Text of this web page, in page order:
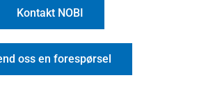
Kontakt NOBI
oss en forespørsel